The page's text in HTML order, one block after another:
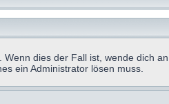
dies der Fall ist, wende dich
ein Administrator lösen muss.